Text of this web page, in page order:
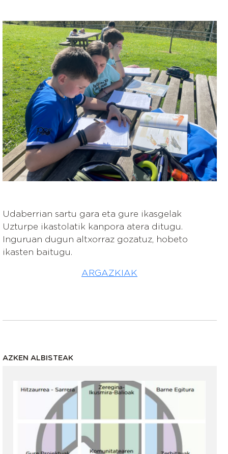
Irudia
Udaberrian sartu gara eta gure ikasgelak
Uzturpe ikastolatik kanpora atera ditugu.
Inguruan dugun altxorraz gozatuz, hobeto
ikasten baitugu.
ARGAZKIAK
AZKEN ALBISTEAK